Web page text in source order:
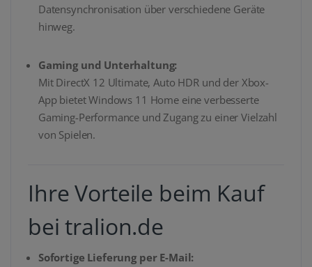
Datensynchronisation über verschiedene Geräte
hinweg.
Gaming und Unterhaltung:
Mit DirectX 12 Ultimate, Auto HDR und der Xbox-
App bietet Windows 11 Home eine verbesserte
Gaming-Performance und Zugang zu einer Vielzahl
von Spielen.
Ihre Vorteile beim Kauf
bei tralion.de
Sofortige Lieferung per E-Mail: